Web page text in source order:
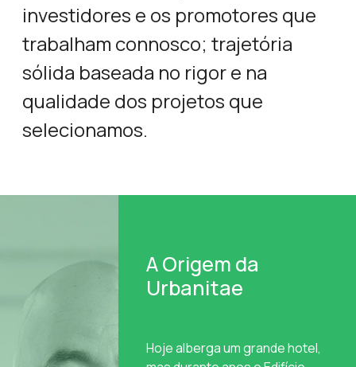
investidores e os promotores que
trabalham connosco; trajetória
sólida baseada no rigor e na
qualidade dos projetos que
selecionamos.
A Origem da
Urbanitae
Hoje alberga um grande hotel,